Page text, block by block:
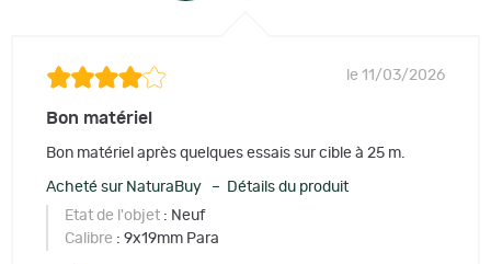
le 11/03/2026
Bon matériel
Bon matériel après quelques essais sur cible à 25 m.
Acheté sur NaturaBuy – Détails du produit
Etat de l'objet : Neuf
Calibre : 9x19mm Para